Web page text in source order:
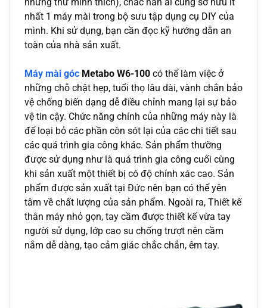
nhất 1 máy mài trong bộ sưu tập dụng cụ DIY của
mình. Khi sử dụng, bạn cần đọc kỹ hướng dẫn an
toàn của nhà sản xuất.
Máy mài góc Metabo W6-100 có thể làm việc ở
những chỗ chật hẹp, tuổi thọ lâu dài, vành chắn bảo
vệ chống biến dạng dễ điều chỉnh mang lại sự bảo
vệ tin cậy. Chức năng chính của những máy này là
để loại bỏ các phần còn sót lại của các chi tiết sau
các quá trình gia công khác. Sản phẩm thường
được sử dụng như là quá trình gia công cuối cùng
khi sản xuất một thiết bị có độ chính xác cao. Sản
phẩm được sản xuất tại Đức nên bạn có thể yên
tâm về chất lượng của sản phẩm. Ngoài ra, Thiết kế
thân máy nhỏ gọn, tay cầm được thiết kế vừa tay
người sử dụng, lớp cao su chống trượt nên cầm
nắm dễ dàng, tạo cảm giác chắc chắn, êm tay.